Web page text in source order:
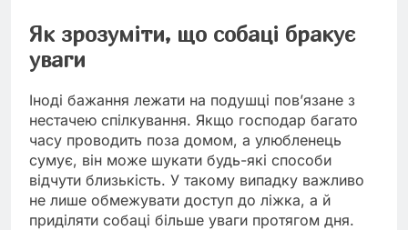
Як зрозуміти, що собаці бракує
уваги
Іноді бажання лежати на подушці пов’язане з
нестачею спілкування. Якщо господар багато
часу проводить поза домом, а улюбленець
сумує, він може шукати будь-які способи
відчути близькість. У такому випадку важливо
не лише обмежувати доступ до ліжка, а й
приділяти собаці більше уваги протягом дня.